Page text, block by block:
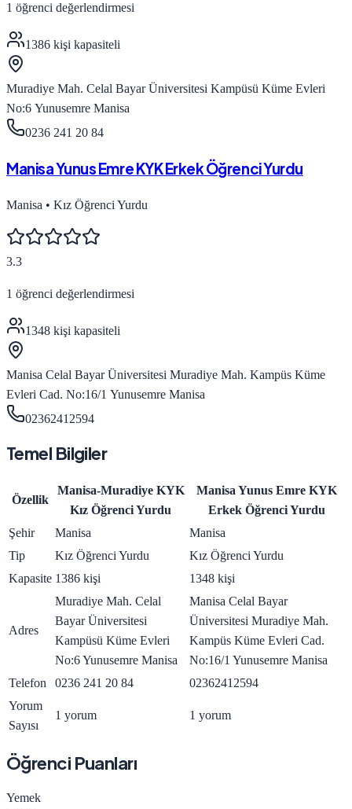
1 öğrenci değerlendirmesi
1386 kişi kapasiteli
Muradiye Mah. Celal Bayar Üniversitesi Kampüsü Küme Evleri
No:6 Yunusemre Manisa
0236 241 20 84
Manisa Yunus Emre KYK Erkek Öğrenci Yurdu
Manisa • Kız Öğrenci Yurdu
3.3
1 öğrenci değerlendirmesi
1348 kişi kapasiteli
Manisa Celal Bayar Üniversitesi Muradiye Mah. Kampüs Küme
Evleri Cad. No:16/1 Yunusemre Manisa
02362412594
Temel Bilgiler
Özellik
Manisa-Muradiye KYK
Kız Öğrenci Yurdu
Manisa Yunus Emre KYK
Erkek Öğrenci Yurdu
Şehir
Manisa
Manisa
Tip
Kız Öğrenci Yurdu
Kız Öğrenci Yurdu
Kapasite 1386 kişi 1348 kişi
Adres
Muradiye Mah. Celal
Bayar Üniversitesi
Kampüsü Küme Evleri
No:6 Yunusemre Manisa
Manisa Celal Bayar
Üniversitesi Muradiye Mah.
Kampüs Küme Evleri Cad.
No:16/1 Yunusemre Manisa
Telefon
0236 241 20 84
02362412594
Yorum
Sayısı
1 yorum 1 yorum
Öğrenci Puanları
Yemek